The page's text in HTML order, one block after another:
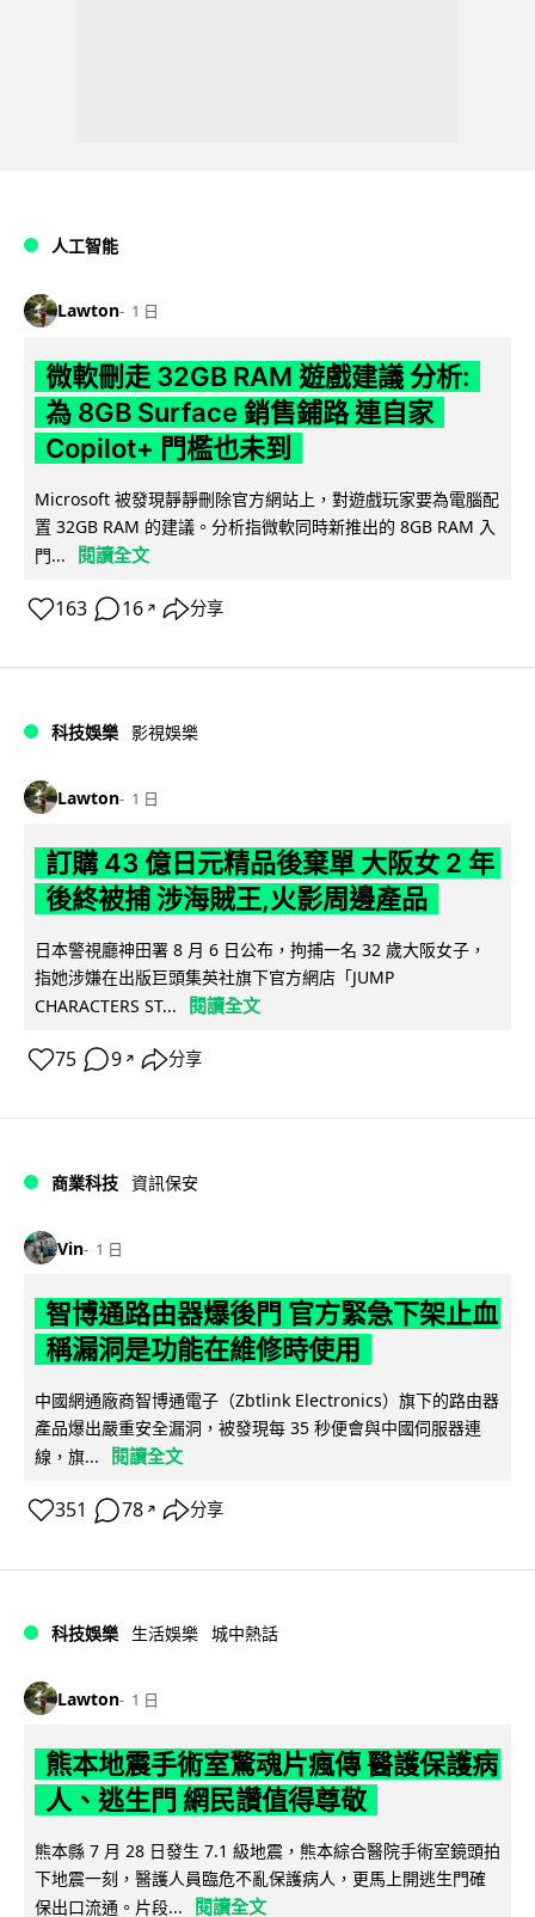
人工智能
Lawton 1 日
微軟刪走 32GB RAM 遊戲建議 分析:
為 8GB Surface 銷售鋪路 連自家
Copilot+ 門檻也未到
Microsoft 被發現靜靜刪除官方網站上，對遊戲玩家要為電腦配
置 32GB RAM 的建議。分析指微軟同時新推出的 8GB RAM 入
門...
閱讀全文
163 16 ↗ 分享
科技娛樂 影視娛樂
Lawton 1 日
訂購 43 億日元精品後棄單 大阪女 2 年
後終被捕 涉海賊王,火影周邊產品
日本警視廳神田署 8 月 6 日公布，拘捕一名 32 歲大阪女子，
指她涉嫌在出版巨頭集英社旗下官方網店「JUMP
CHARACTERS ST...
閱讀全文
75 9 ↗ 分享
商業科技 資訊保安
Vin 1 日
智博通路由器爆後門 官方緊急下架止血
稱漏洞是功能在維修時使用
中國網通廠商智博通電子（Zbtlink Electronics）旗下的路由器
產品爆出嚴重安全漏洞，被發現每 35 秒便會與中國伺服器連
線，旗...
閱讀全文
351 78 ↗ 分享
科技娛樂 生活娛樂 城中熱話
Lawton 1 日
熊本地震手術室驚魂片瘋傳 醫護保護病
人、逃生門 網民讚值得尊敬
熊本縣 7 月 28 日發生 7.1 級地震，熊本綜合醫院手術室鏡頭拍
下地震一刻，醫護人員臨危不亂保護病人，更馬上開逃生門確
保出口流通。片段...
閱讀全文